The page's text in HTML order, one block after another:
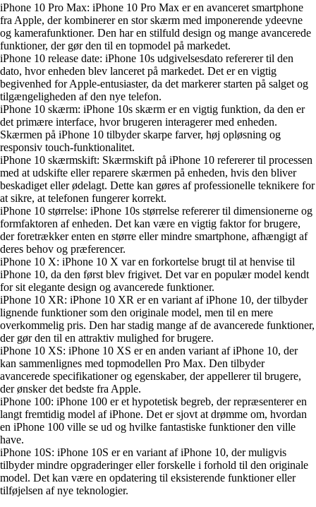
iPhone 10 Pro Max: iPhone 10 Pro Max er en avanceret smartphone
fra Apple, der kombinerer en stor skærm med imponerende ydeevne
og kamerafunktioner. Den har en stilfuld design og mange avancerede
funktioner, der gør den til en topmodel på markedet.
iPhone 10 release date: iPhone 10s udgivelsesdato refererer til den
dato, hvor enheden blev lanceret på markedet. Det er en vigtig
begivenhed for Apple-entusiaster, da det markerer starten på salget og
tilgængeligheden af den nye telefon.
iPhone 10 skærm: iPhone 10s skærm er en vigtig funktion, da den er
det primære interface, hvor brugeren interagerer med enheden.
Skærmen på iPhone 10 tilbyder skarpe farver, høj opløsning og
responsiv touch-funktionalitet.
iPhone 10 skærmskift: Skærmskift på iPhone 10 refererer til processen
med at udskifte eller reparere skærmen på enheden, hvis den bliver
beskadiget eller ødelagt. Dette kan gøres af professionelle teknikere for
at sikre, at telefonen fungerer korrekt.
iPhone 10 størrelse: iPhone 10s størrelse refererer til dimensionerne og
formfaktoren af enheden. Det kan være en vigtig faktor for brugere,
der foretrækker enten en større eller mindre smartphone, afhængigt af
deres behov og præferencer.
iPhone 10 X: iPhone 10 X var en forkortelse brugt til at henvise til
iPhone 10, da den først blev frigivet. Det var en populær model kendt
for sit elegante design og avancerede funktioner.
iPhone 10 XR: iPhone 10 XR er en variant af iPhone 10, der tilbyder
lignende funktioner som den originale model, men til en mere
overkommelig pris. Den har stadig mange af de avancerede funktioner,
der gør den til en attraktiv mulighed for brugere.
iPhone 10 XS: iPhone 10 XS er en anden variant af iPhone 10, der
kan sammenlignes med topmodellen Pro Max. Den tilbyder
avancerede specifikationer og egenskaber, der appellerer til brugere,
der ønsker det bedste fra Apple.
iPhone 100: iPhone 100 er et hypotetisk begreb, der repræsenterer en
langt fremtidig model af iPhone. Det er sjovt at drømme om, hvordan
en iPhone 100 ville se ud og hvilke fantastiske funktioner den ville
have.
iPhone 10S: iPhone 10S er en variant af iPhone 10, der muligvis
tilbyder mindre opgraderinger eller forskelle i forhold til den originale
model. Det kan være en opdatering til eksisterende funktioner eller
tilføjelsen af nye teknologier.